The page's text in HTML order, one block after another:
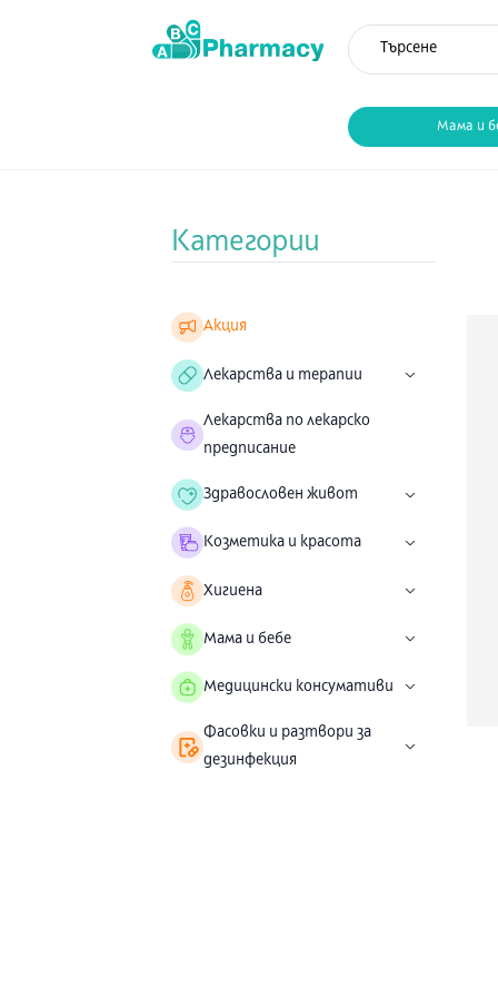
Мама и
Категории
Акция
Лекарства и терапии
Лекарства по лекарско
предписание
Здравословен живот
Козметика и красота
Хигиена
Мама и бебе
Медицински консумативи
Фасовки и разтвори за
дезинфекция